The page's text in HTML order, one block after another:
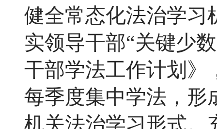
健全常态化法治学习
实领导干部“关键少
干部学法工作计划》
每季度集中学法，形
机关法治学习形式。